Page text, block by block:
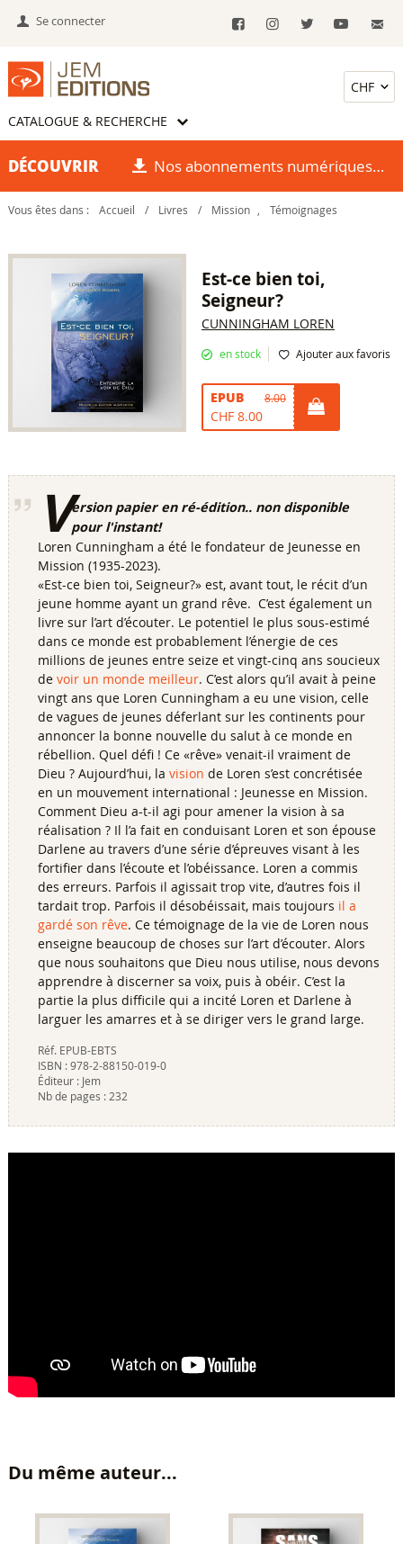
Se connecter
CATALOGUE & RECHERCHE
DÉCOUVRIR Nos abonnements numériques
Vous êtes dans : Accueil / Livres / Mission Témoignages
Est-ce bien toi,
Seigneur?
CUNNINGHAM LOREN
en stock Ajouter aux favoris
EPUB 8.00
CHF 8.00
Version papier en ré-édition.. non disponible
pour l'instant!
Loren Cunningham a été le fondateur de Jeunesse en
Mission (1935-2023).
«Est-ce bien toi, Seigneur?» est, avant tout, le récit d’un
jeune homme ayant un grand rêve. C’est également un
livre sur l’art d’écouter. Le potentiel le plus sous-estimé
dans ce monde est probablement l’énergie de ces
millions de jeunes entre seize et vingt-cinq ans soucieux
de voir un monde meilleur. C’est alors qu’il avait à peine
vingt ans que Loren Cunningham a eu une vision, celle
de vagues de jeunes déferlant sur les continents pour
annoncer la bonne nouvelle du salut à ce monde en
rébellion. Quel défi ! Ce «rêve» venait-il vraiment de
Dieu ? Aujourd’hui, la vision de Loren s’est concrétisée
en un mouvement international : Jeunesse en Mission.
Comment Dieu a-t-il agi pour amener la vision à sa
réalisation ? Il l’a fait en conduisant Loren et son épouse
Darlene au travers d’une série d’épreuves visant à les
fortifier dans l’écoute et l’obéissance. Loren a commis
des erreurs. Parfois il agissait trop vite, d’autres fois il
tardait trop. Parfois il désobéissait, mais toujours il a
gardé son rêve. Ce témoignage de la vie de Loren nous
enseigne beaucoup de choses sur l’art d’écouter. Alors
que nous souhaitons que Dieu nous utilise, nous devons
apprendre à discerner sa voix, puis à obéir. C’est la
partie la plus difficile qui a incité Loren et Darlene à
larguer les amarres et à se diriger vers le grand large.
Réf. EPUB-EBTS
ISBN : 978-2-88150-019-0
Éditeur : Jem
Nb de pages : 232
Du même auteur...